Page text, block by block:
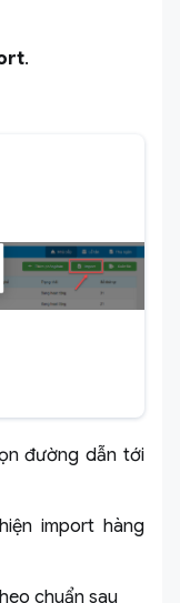
.
đường dẫn tới
import hàng
chuẩn sau